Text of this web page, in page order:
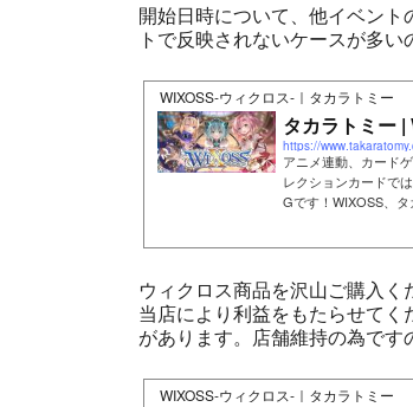
開始日時について、他イベン
トで反映されないケースが多
WIXOSS-ウィクロス-｜タカラトミー
タカラトミー |
https://
アニメ連動、カード
レクションカードで
Gです！WIXOSS、タ
ウィクロス商品を沢山ご購入く
当店により利益をもたらせて
があります。店舗維持の為です
WIXOSS-ウィクロス-｜タカラトミー